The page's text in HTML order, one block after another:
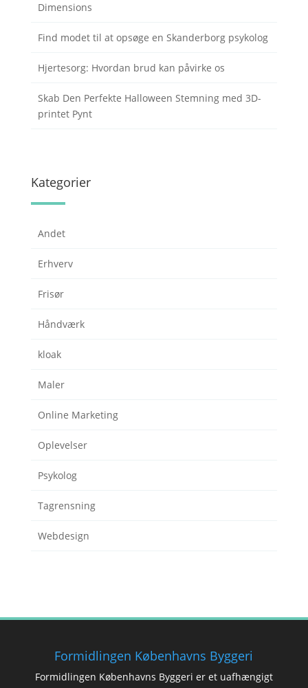
Dimensions
Find modet til at opsøge en Skanderborg psykolog
Hjertesorg: Hvordan brud kan påvirke os
Skab Den Perfekte Halloween Stemning med 3D-
printet Pynt
Kategorier
Andet
Erhverv
Frisør
Håndværk
kloak
Maler
Online Marketing
Oplevelser
Psykolog
Tagrensning
Webdesign
Formidlingen Københavns Byggeri
Formidlingen Københavns Byggeri er et uafhængigt